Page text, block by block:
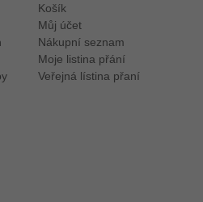
Košík
Můj účet
Nákupní seznam
Moje listina přání
Veřejná lístina přaní